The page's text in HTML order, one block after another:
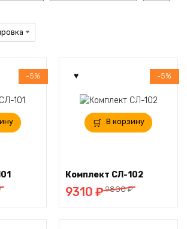
-5%
В корзину
-5%
Комплект СЛ-102
9800₽
Первоначальная
9310 ₽
Текущая